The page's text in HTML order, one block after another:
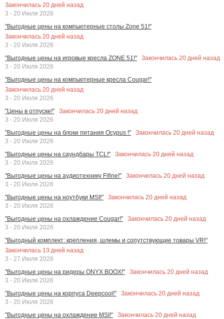
Закончилась 20 дней назад
3 - 20 Июля 2026
"Выгодные цены на компьютерные столы Zone 51!"
Закончилась 20 дней назад
3 - 20 Июля 2026
"Выгодные цены на игровые кресла ZONE 51!"
Закончилась 20 дней назад
3 - 20 Июля 2026
"Выгодные цены на компьютерные кресла Cougar!"
Закончилась 20 дней назад
3 - 20 Июля 2026
"Цены в отпуске!"
Закончилась 20 дней назад
3 - 20 Июля 2026
"Выгодные цены на блоки питания Ocypus !"
Закончилась 20 дней назад
3 - 20 Июля 2026
"Выгодные цены на саундбары TCL!"
Закончилась 20 дней назад
3 - 20 Июля 2026
"Выгодные цены на аудиотехнику Fifine!"
Закончилась 20 дней назад
3 - 20 Июля 2026
"Выгодные цены на ноутбуки MSI!"
Закончилась 20 дней назад
3 - 20 Июля 2026
"Выгодные цены на охлаждение Cougar!"
Закончилась 20 дней назад
3 - 20 Июля 2026
"Выгодный комплект: крепления, шлемы и сопутствующие товары VR!"
Закончилась 13 дней назад
3 - 27 Июля 2026
"Выгодные цены на ридеры ONYX BOOX!"
Закончилась 20 дней назад
3 - 20 Июля 2026
"Выгодные цены на корпуса Deepcool!"
Закончилась 20 дней назад
3 - 20 Июля 2026
"Выгодные цены на охлаждение MSI!"
Закончилась 20 дней назад